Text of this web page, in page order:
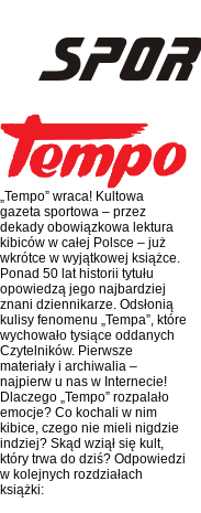
„Tempo” wraca! Kultowa
gazeta sportowa – przez
dekady obowiązkowa lektura
kibiców w całej Polsce – już
wkrótce w wyjątkowej książce.
Ponad 50 lat historii tytułu
opowiedzą jego najbardziej
znani dziennikarze. Odsłonią
kulisy fenomenu „Tempa”, które
wychowało tysiące oddanych
Czytelników. Pierwsze
materiały i archiwalia –
najpierw u nas w Internecie!
Dlaczego „Tempo” rozpalało
emocje? Co kochali w nim
kibice, czego nie mieli nigdzie
indziej? Skąd wziął się kult,
który trwa do dziś? Odpowiedzi
w kolejnych rozdziałach
książki: